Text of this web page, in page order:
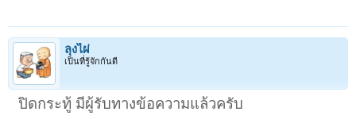
ลุงไผ่
เป็นที่รู้จักกันดี
ปิดกระทู้ มีผู้รับทางข้อความแล้วครับ